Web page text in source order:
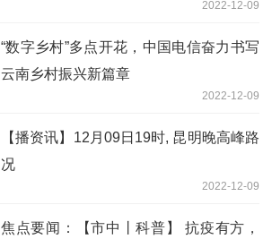
2022-12-09
“数字乡村”多点开花，中国电信奋力书写
云南乡村振兴新篇章
2022-12-09
【播资讯】12月09日19时, 昆明晚高峰路
况
2022-12-09
焦点要闻：【市中丨科普】 抗疫有方，